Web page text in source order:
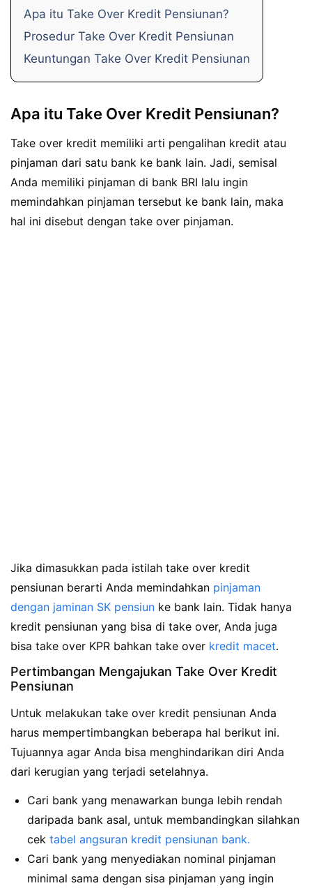
Apa itu Take Over Kredit Pensiunan?
Prosedur Take Over Kredit Pensiunan
Keuntungan Take Over Kredit Pensiunan
Apa itu Take Over Kredit Pensiunan?
Take over kredit memiliki arti pengalihan kredit atau
pinjaman dari satu bank ke bank lain. Jadi, semisal
Anda memiliki pinjaman di bank BRI lalu ingin
memindahkan pinjaman tersebut ke bank lain, maka
hal ini disebut dengan take over pinjaman.
Jika dimasukkan pada istilah take over kredit
pensiunan berarti Anda memindahkan pinjaman
dengan jaminan SK pensiun ke bank lain. Tidak hanya
kredit pensiunan yang bisa di take over, Anda juga
bisa take over KPR bahkan take over kredit macet.
Pertimbangan Mengajukan Take Over Kredit
Pensiunan
Untuk melakukan take over kredit pensiunan Anda
harus mempertimbangkan beberapa hal berikut ini.
Tujuannya agar Anda bisa menghindarikan diri Anda
dari kerugian yang terjadi setelahnya.
Cari bank yang menawarkan bunga lebih rendah
daripada bank asal, untuk membandingkan silahkan
cek tabel angsuran kredit pensiunan bank.
Cari bank yang menyediakan nominal pinjaman
minimal sama dengan sisa pinjaman yang ingin